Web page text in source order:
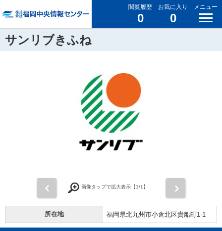
閲覧履歴
0
お気に入り
0
メニュー
サンリブきふね
画像タップで拡大表示【1/1】
所在地 福岡県北九州市小倉北区貴船町1-1